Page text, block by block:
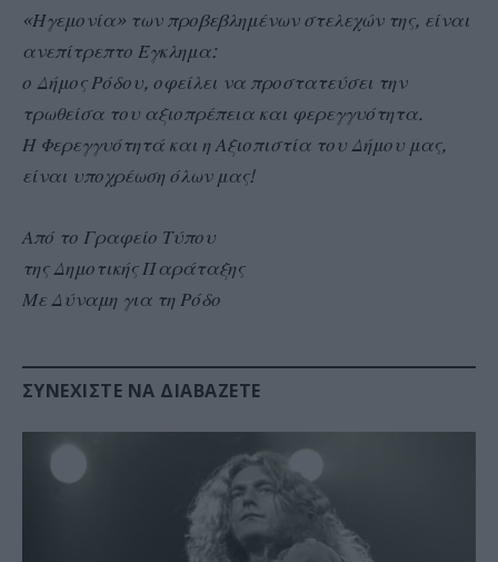
«Ηγεμονία» των προβεβλημένων στελεχών της, είναι
ανεπίτρεπτο Έγκλημα:
ο Δήμος Ρόδου, οφείλει να προστατεύσει την
τρωθείσα του αξιοπρέπεια και φερεγγυότητα.
Η Φερεγγυότητά και η Αξιοπιστία του Δήμου μας,
είναι υποχρέωση όλων μας!
Από το Γραφείο Τύπου
της Δημοτικής Παράταξης
Με Δύναμη για τη Ρόδο
ΣΥΝΕΧΊΣΤΕ ΝΑ ΔΙΑΒΆΖΕΤΕ